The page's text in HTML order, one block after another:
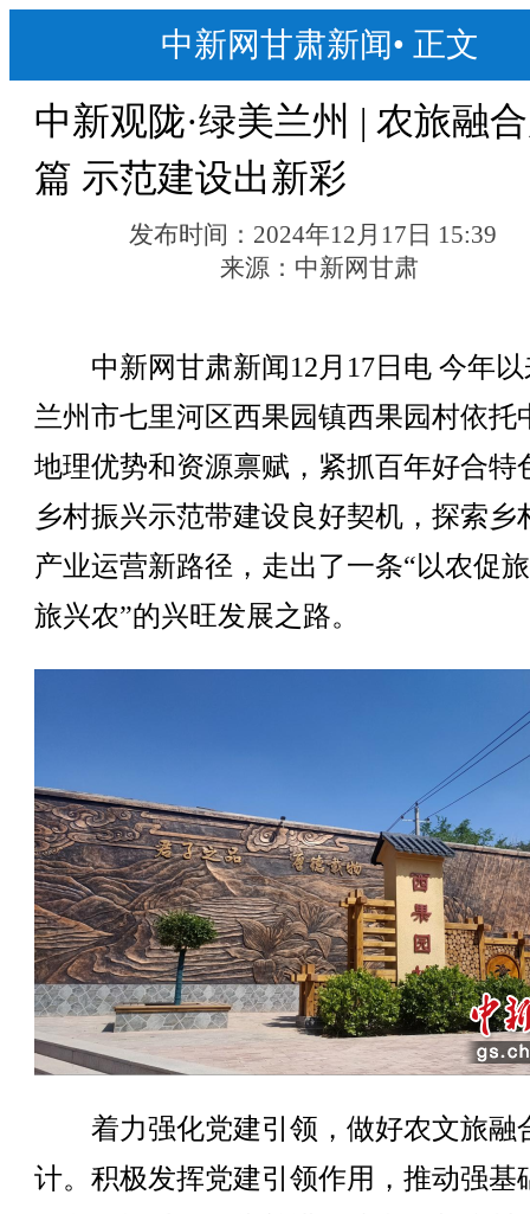
中新网甘肃新闻• 正文
中新观陇·绿美兰州 | 农旅融
篇 示范建设出新彩
发布时间： 2024年12月17日 15:39
来源： 中新网甘肃
中新网甘肃新闻12月17日电 今年以
兰州市七里河区西果园镇西果园村依托
地理优势和资源禀赋，紧抓百年好合特
乡村振兴示范带建设良好契机，探索乡
产业运营新路径，走出了一条“以农促
旅兴农”的兴旺发展之路。
着力强化党建引领，做好农文旅融
计。积极发挥党建引领作用，推动强基